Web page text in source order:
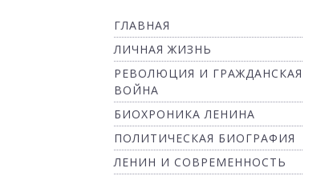
ГЛАВНАЯ
ЛИЧНАЯ ЖИЗНЬ
РЕВОЛЮЦИЯ И ГРАЖДАНСКАЯ
ВОЙНА
БИОХРОНИКА ЛЕНИНА
ПОЛИТИЧЕСКАЯ БИОГРАФИЯ
ЛЕНИН И СОВРЕМЕННОСТЬ